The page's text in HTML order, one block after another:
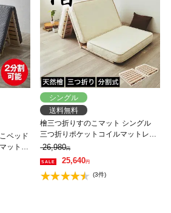
ベッド
ットレ
成品 低
る
シングル
送料無料
檜三つ折りすのこマット シングル
三つ折りポケットコイルマットレス
付き 木製 檜 完成品 軽量 二分割可能
26,980円
25,640円
(3件)